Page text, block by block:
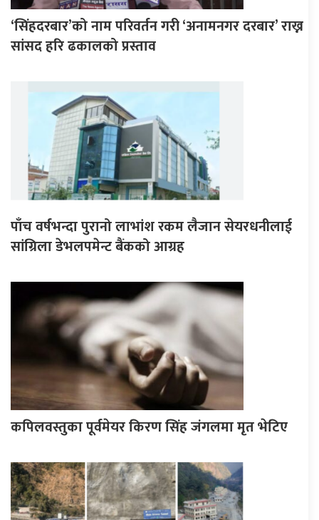
‘सिंहदरबार’को नाम परिवर्तन गरी ‘अनामनगर दरबार’ राख्न
सांसद हरि ढकालको प्रस्ताव
पाँच वर्षभन्दा पुरानो लाभांश रकम लैजान सेयरधनीलाई
सांग्रिला डेभलपमेन्ट बैंकको आग्रह
कपिलवस्तुका पूर्वमेयर किरण सिंह जंगलमा मृत भेटिए